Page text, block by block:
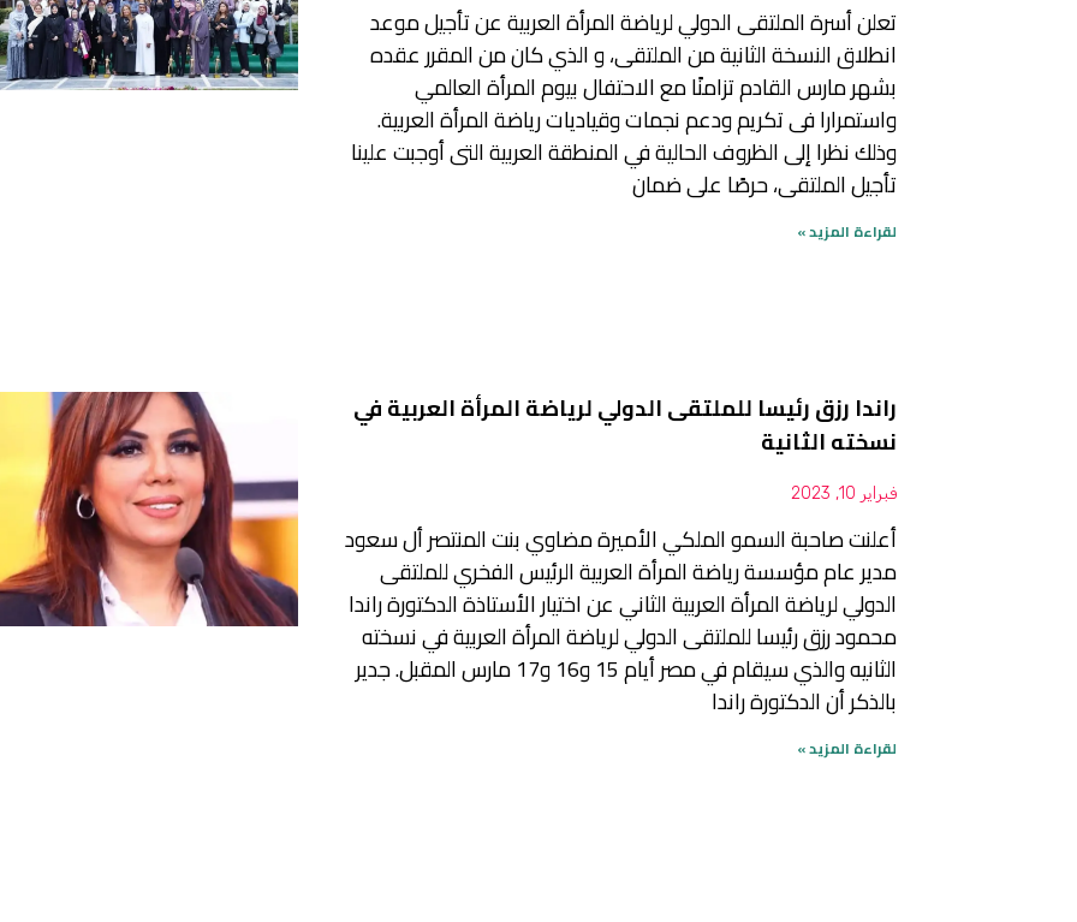
تعلن أسرة الملتقى الدولي لرياضة المرأة العربية عن تأجيل موعد
انطلاق النسخة الثانية من الملتقى، و الذي كان من المقرر عقده
بشهر مارس القادم تزامنًا مع الاحتفال بيوم المرأة العالمي
واستمرارا فى تكريم ودعم نجمات وقياديات رياضة المرأة العربية.
وذلك نظرا إلى الظروف الحالية في المنطقة العربية التى أوجبت علينا
تأجيل الملتقى، حرصًا على ضمان
لقراءة المزيد »
راندا رزق رئيسا للملتقى الدولي لرياضة المرأة العربية في
نسخته الثانية
فبراير 10, 2023
أعلنت صاحبة السمو الملكي الأميرة مضاوي بنت المنتصر أل سعود
مدير عام مؤسسة رياضة المرأة العربية الرئيس الفخري للملتقى
الدولي لرياضة المرأة العربية الثاني عن اختيار الأستاذة الدكتورة راندا
محمود رزق رئيسا للملتقى الدولي لرياضة المرأة العربية في نسخته
الثانيه والذي سيقام في مصر أيام 15 و16 و17 مارس المقبل. جدير
بالذكر أن الدكتورة راندا
لقراءة المزيد »